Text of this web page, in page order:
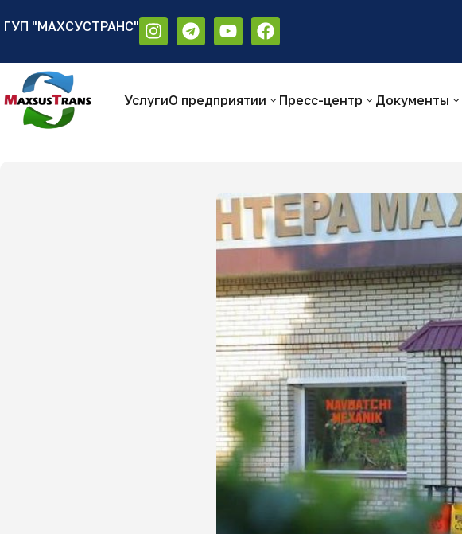
ГУП "МАХСУСТРАНС"
Размер шрифта: Аа Аа Цветовая схема:
УслугиО предприятии Пресс-центр Документы